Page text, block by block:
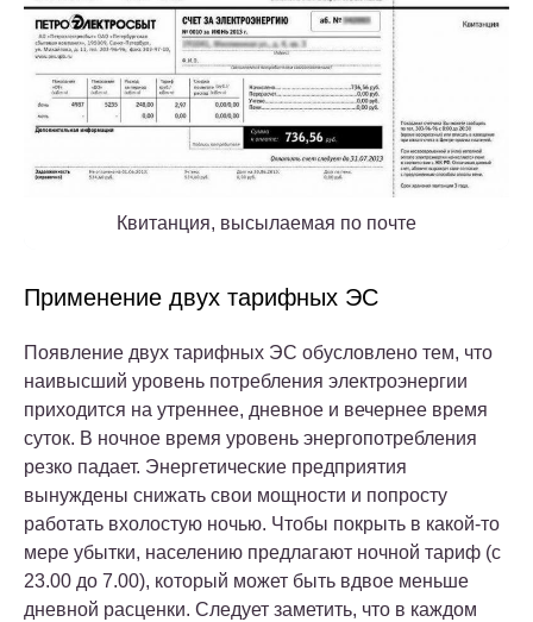
Квитанция, высылаемая по почте
Применение двух тарифных ЭС
Появление двух тарифных ЭС обусловлено тем, что
наивысший уровень потребления электроэнергии
приходится на утреннее, дневное и вечернее время
суток. В ночное время уровень энергопотребления
резко падает. Энергетические предприятия
вынуждены снижать свои мощности и попросту
работать вхолостую ночью. Чтобы покрыть в какой-то
мере убытки, населению предлагают ночной тариф (с
23.00 до 7.00), который может быть вдвое меньше
дневной расценки. Следует заметить, что в каждом